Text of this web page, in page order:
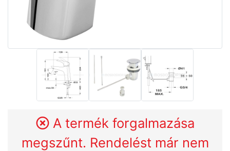
A termék forgalmazása
megszűnt. Rendelést már nem